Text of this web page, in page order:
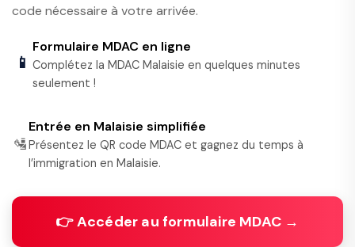
code nécessaire à votre arrivée.
📱
Formulaire MDAC en ligne
Complétez la MDAC Malaisie en quelques minutes
seulement !
🛂
Entrée en Malaisie simplifiée
Présentez le QR code MDAC et gagnez du temps à
l’immigration en Malaisie.
👉 Accéder au formulaire MDAC →